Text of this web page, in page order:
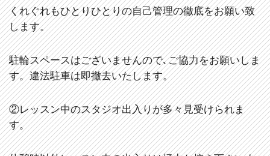
くれぐれもひとりひとりの自己管理の徹底をお願い致
します。
駐輪スペースはございませんので､ご協力をお願いしま
す。違法駐車は即撤去いたします。
②レッスン中のスタジオ出入りが多々見受けられま
す。